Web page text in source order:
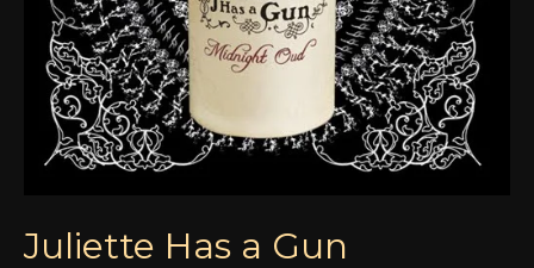
Juliette Has a Gun